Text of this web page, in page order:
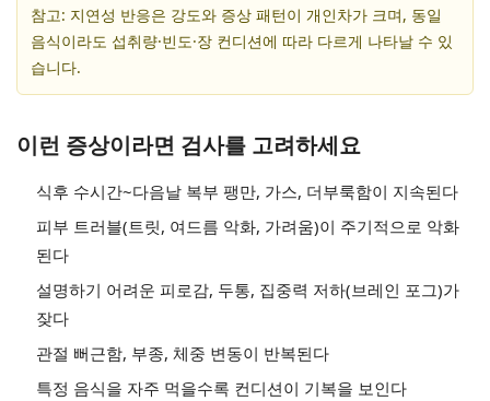
참고: 지연성 반응은 강도와 증상 패턴이 개인차가 크며, 동일
음식이라도 섭취량·빈도·장 컨디션에 따라 다르게 나타날 수 있
습니다.
이런 증상이라면 검사를 고려하세요
식후 수시간~다음날 복부 팽만, 가스, 더부룩함이 지속된다
피부 트러블(트릿, 여드름 악화, 가려움)이 주기적으로 악화
된다
설명하기 어려운 피로감, 두통, 집중력 저하(브레인 포그)가
잦다
관절 뻐근함, 부종, 체중 변동이 반복된다
특정 음식을 자주 먹을수록 컨디션이 기복을 보인다